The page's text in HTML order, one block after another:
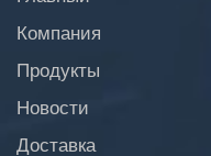
Компания
Продукты
Новости
Доставка